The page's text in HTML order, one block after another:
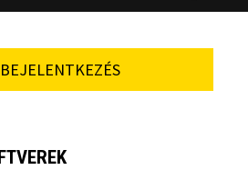
BEJELENTKEZÉS